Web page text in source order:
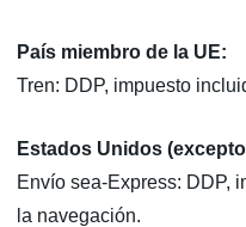
País miembro de la UE:
Tren: DDP, impuesto
Estados Unidos
Envío sea-Express: DDP,
la navegación.